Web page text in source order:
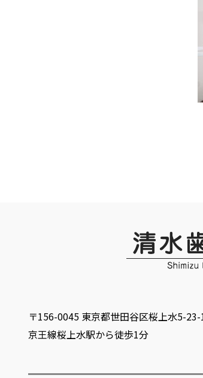
〒156-0045 東京都世田谷区桜上水5-
京王線桜上水駅から徒歩1分